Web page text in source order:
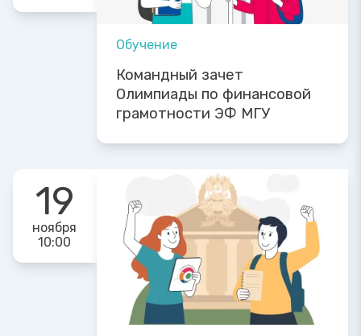
Обучение
Командный зачет
Олимпиады по финансовой
грамотности ЭФ МГУ
19
ноября
10:00